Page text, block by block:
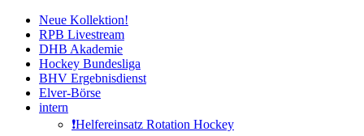
Neue Kollektion!
RPB Livestream
DHB Akademie
Hockey Bundesliga
BHV Ergebnisdienst
Elver-Börse
intern
❗️Helfereinsatz Rotation Hockey